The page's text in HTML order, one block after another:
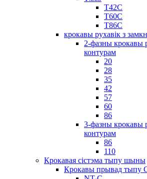
Т42С
Т60С
Т86С
крокавы рухавік з
2-фазны крокавы
контурам
20
28
35
42
57
60
86
3-фазны крокавы
контурам
86
110
Крокавая сістэма тыпу шыны
Крокавы прывад тыпу